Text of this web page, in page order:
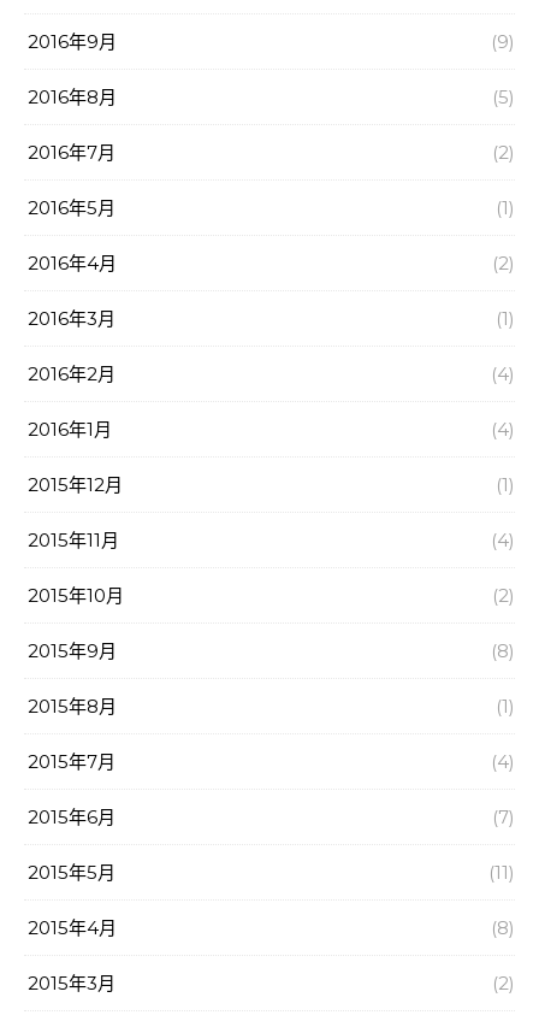
2016年9月 (9)
2016年8月 (5)
2016年7月 (2)
2016年5月 (1)
2016年4月 (2)
2016年3月 (1)
2016年2月 (4)
2016年1月 (4)
2015年12月 (1)
2015年11月 (4)
2015年10月 (2)
2015年9月 (8)
2015年8月 (1)
2015年7月 (4)
2015年6月 (7)
2015年5月 (11)
2015年4月 (8)
2015年3月 (2)